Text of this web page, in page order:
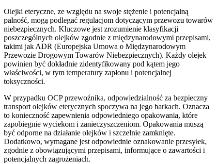
Olejki eteryczne, ze względu na swoje stężenie i potencjalną
palność, mogą podlegać regulacjom dotyczącym przewozu towarów
niebezpiecznych. Kluczowe jest zrozumienie klasyfikacji
poszczególnych olejków zgodnie z międzynarodowymi przepisami,
takimi jak ADR (Europejska Umowa o Międzynarodowym
Przewozie Drogowym Towarów Niebezpiecznych). Każdy olejek
powinien być dokładnie zidentyfikowany pod kątem jego
właściwości, w tym temperatury zapłonu i potencjalnej
toksyczności.
W przypadku OCP przewoźnika, odpowiedzialność za bezpieczny
transport olejków eterycznych spoczywa na jego barkach. Oznacza
to konieczność zapewnienia odpowiedniego opakowania, które
zapobiegnie wyciekom i zanieczyszczeniom. Opakowania muszą
być odporne na działanie olejków i szczelnie zamknięte.
Dodatkowo, wymagane jest odpowiednie oznakowanie przesyłek,
zgodnie z obowiązującymi przepisami, informujące o zawartości i
potencjalnych zagrożeniach.